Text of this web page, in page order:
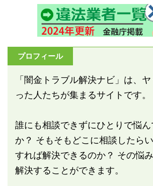
プロフィール
「闇金トラブル解決ナビ」は、
った人たちが集まるサイトです。
誰にも相談できずにひとりで悩
か？ そもそもどこに相談したら
すれば解決できるのか？ その悩
解決することができます。